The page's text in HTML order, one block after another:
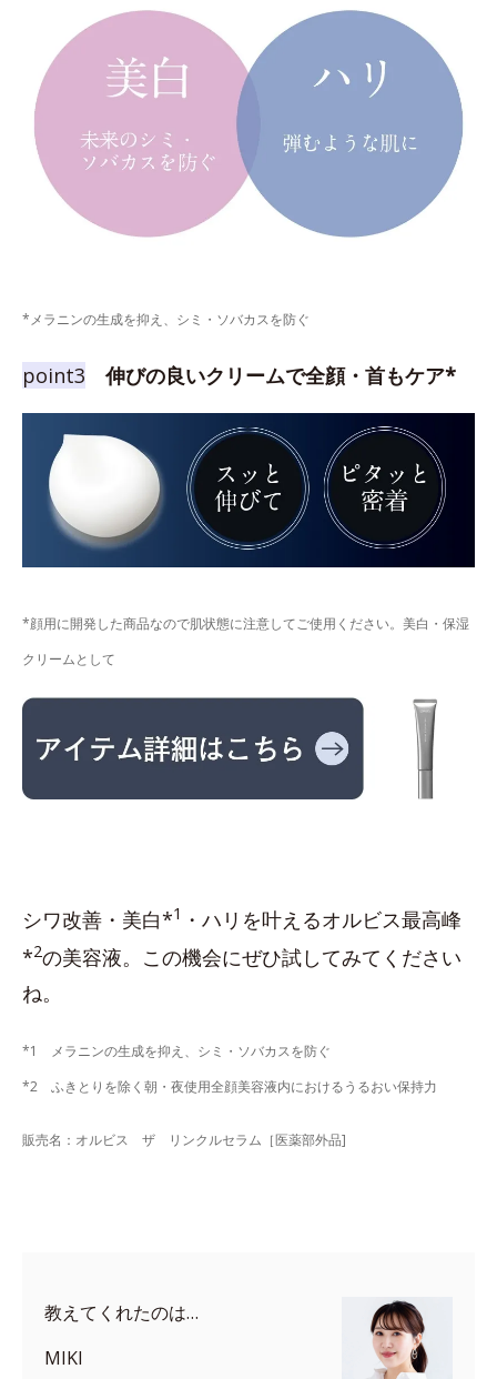
*メラニンの生成を抑え、シミ・ソバカスを防ぐ
point3 伸びの良いクリームで全顔・首もケア*
*顔用に開発した商品なので肌状態に注意してご使用ください。美白・保湿
クリームとして
シワ改善・美白*1 ・ハリを叶えるオルビス最高峰
*2の美容液。この機会にぜひ試してみてください
ね。
*1 メラニンの生成を抑え、シミ・ソバカスを防ぐ
*2 ふきとりを除く朝・夜使用全顔美容液内におけるうるおい保持力
販売名：オルビス ザ リンクルセラム［医薬部外品]
教えてくれたのは…
MIKI